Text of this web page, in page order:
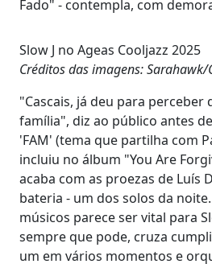
Fado" - contempla, com
Slow J no Ageas Cooljazz 2025
Créditos das imagens: Sarahawk/
"Cascais, já deu para perceber
família", diz ao público antes
'FAM' (tema que partilha com
incluiu no álbum "You Are
acaba com as proezas de Luís
bateria - um dos solos da
músicos parece ser vital para
sempre que pode, cruza
um em vários momentos e